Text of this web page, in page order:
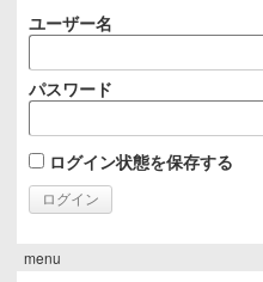
ユーザー名
パスワード
ログイン状態を保存する
menu